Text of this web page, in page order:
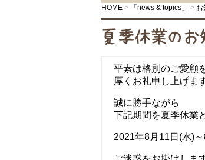
HOME > 「news & topics」 > お
夏季休業のお
平素は格別のご愛顧
厚くお礼申し上げま
誠に勝手ながら
下記期間を夏季休業
2021年8月11日(水)